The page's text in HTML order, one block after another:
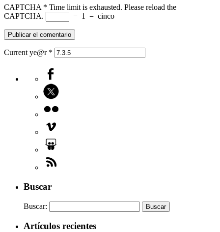
CAPTCHA * Time limit is exhausted. Please reload the
CAPTCHA.
− 1 = cinco
Current ye@r *
Buscar
Buscar:
Artículos recientes